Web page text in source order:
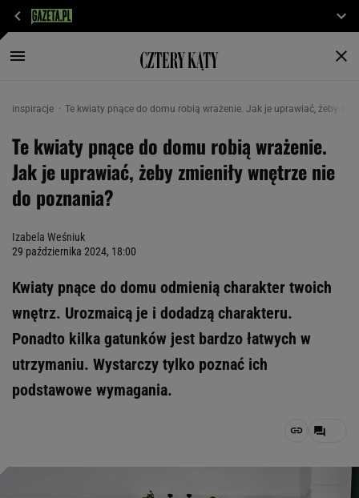
inspiracje Te kwiaty pnące do domu robią wrażenie. Jak je uprawiać, żeby
Te kwiaty pnące do domu robią wrażenie.
Jak je uprawiać, żeby zmieniły wnętrze nie
do poznania?
Izabela Weśniuk
29 października 2024, 18:00
Kwiaty pnące do domu odmienią charakter twoich
wnętrz. Urozmaicą je i dodadzą charakteru.
Ponadto kilka gatunków jest bardzo łatwych w
utrzymaniu. Wystarczy tylko poznać ich
podstawowe wymagania.